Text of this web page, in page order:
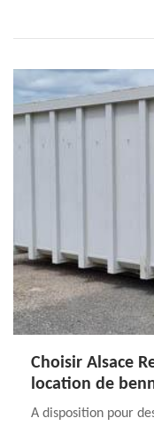
Choisir Alsace
location de
A disposition pour